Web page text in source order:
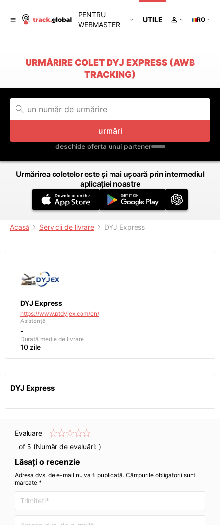
PENTRU
WEBMASTER
UTILE RO
URMĂRIRE COLET DYJ EXPRESS (AWB
TRACKING)
urmări
deschide oferta unui partener
Urmărirea coletelor este și mai ușoară prin intermediul
aplicației noastre
Acasă Servicii de livrare DYJ Express
DYJ Express
https://www.ptdyjex.com/en/
Asistență
-
Durată medie de livrare
10 zile
DYJ Express
Evaluare
of 5 (Număr de evaluări: )
Lăsați o recenzie
Adresa dvs. de e-mail nu va fi publicată. Câmpurile obligatorii sunt
marcate *